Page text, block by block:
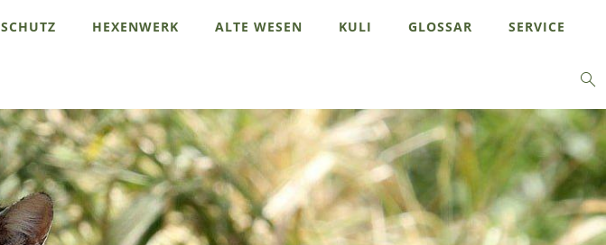
SCHUTZ HEXENWERK ALTE WESEN KULI GLOSSAR SERVICE